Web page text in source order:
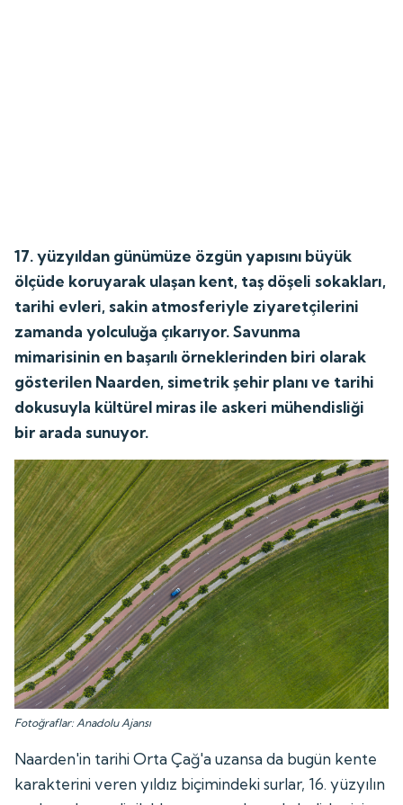
17. yüzyıldan günümüze özgün yapısını büyük
ölçüde koruyarak ulaşan kent, taş döşeli sokakları,
tarihi evleri, sakin atmosferiyle ziyaretçilerini
zamanda yolculuğa çıkarıyor. Savunma
mimarisinin en başarılı örneklerinden biri olarak
gösterilen Naarden, simetrik şehir planı ve tarihi
dokusuyla kültürel miras ile askeri mühendisliği
bir arada sunuyor.
Fotoğraflar: Anadolu Ajansı
Naarden'in tarihi Orta Çağ'a uzansa da bugün kente
karakterini veren yıldız biçimindeki surlar, 16. yüzyılın